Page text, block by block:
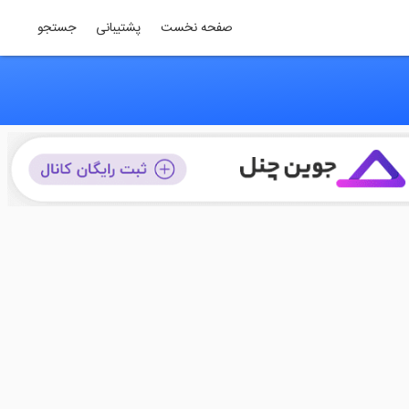
صفحه نخست پشتیبانی جستجو